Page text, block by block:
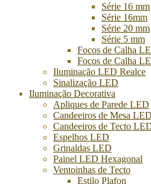
Série 16 mm
Série 16mm
Série 20 mm
Série 5 mm
Focos de Calha
Focos de Calha
Iluminação LED Realce
Sinalização LED
Iluminação Decorativa
Apliques de Parede LED
Candeeiros de Mesa LED
Candeeiros de Tecto
Espelhos LED
Grinaldas LED
Painel LED Hexagonal
Ventoinhas de Tecto
Estilo Plafon